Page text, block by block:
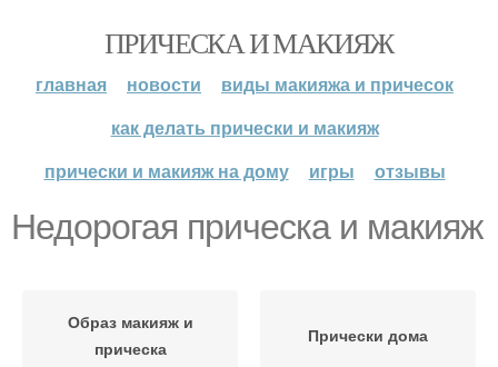
ПРИЧЕСКА И МАКИЯЖ
главная новости
виды макияжа и причесок
как делать прически и макияж
прически и макияж на дому
игры отзывы
Недорогая прическа и макияж
Образ макияж и
прическа
Прически дома